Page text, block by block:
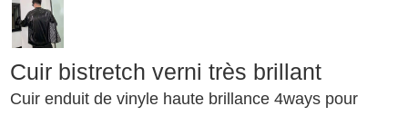
Cuir bistretch verni très brillant
Cuir enduit de vinyle haute brillance 4ways pour